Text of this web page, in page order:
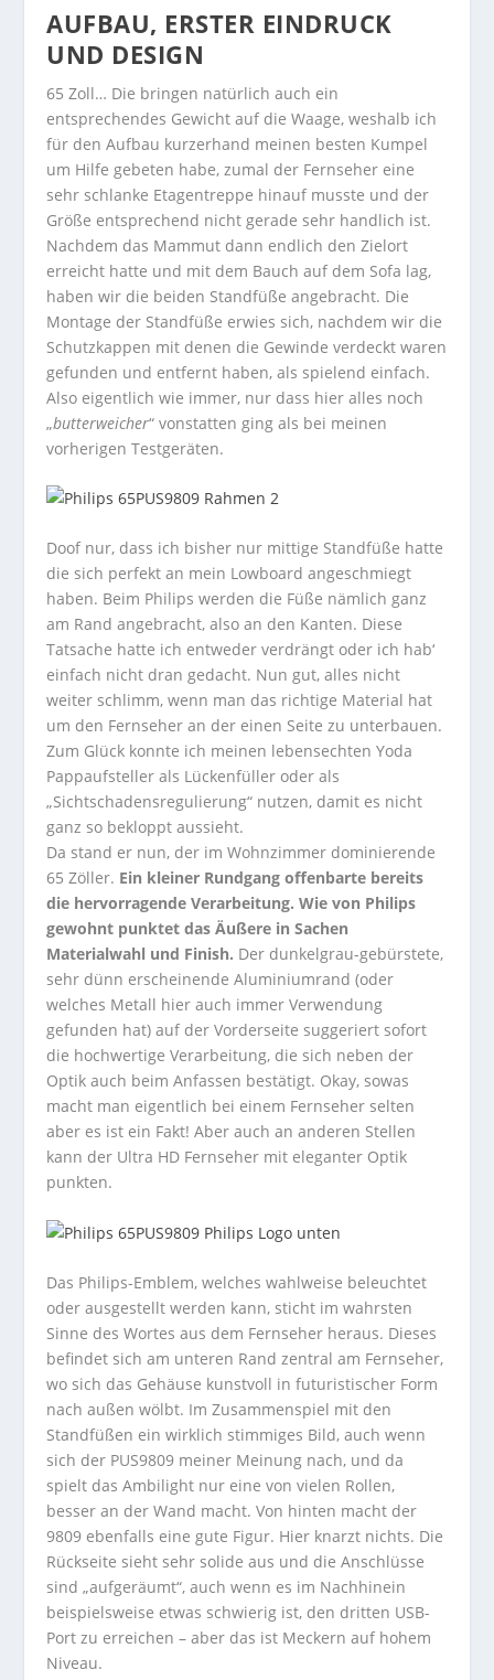
AUFBAU, ERSTER EINDRUCK
UND DESIGN
65 Zoll… Die bringen natürlich auch ein
entsprechendes Gewicht auf die Waage, weshalb ich
für den Aufbau kurzerhand meinen besten Kumpel
um Hilfe gebeten habe, zumal der Fernseher eine
sehr schlanke Etagentreppe hinauf musste und der
Größe entsprechend nicht gerade sehr handlich ist.
Nachdem das Mammut dann endlich den Zielort
erreicht hatte und mit dem Bauch auf dem Sofa lag,
haben wir die beiden Standfüße angebracht. Die
Montage der Standfüße erwies sich, nachdem wir die
Schutzkappen mit denen die Gewinde verdeckt waren
gefunden und entfernt haben, als spielend einfach.
Also eigentlich wie immer, nur dass hier alles noch
„butterweicher“ vonstatten ging als bei meinen
vorherigen Testgeräten.
Doof nur, dass ich bisher nur mittige Standfüße hatte
die sich perfekt an mein Lowboard angeschmiegt
haben. Beim Philips werden die Füße nämlich ganz
am Rand angebracht, also an den Kanten. Diese
Tatsache hatte ich entweder verdrängt oder ich hab‘
einfach nicht dran gedacht. Nun gut, alles nicht
weiter schlimm, wenn man das richtige Material hat
um den Fernseher an der einen Seite zu unterbauen.
Zum Glück konnte ich meinen lebensechten Yoda
Pappaufsteller als Lückenfüller oder als
„Sichtschadensregulierung“ nutzen, damit es nicht
ganz so bekloppt aussieht.
Da stand er nun, der im Wohnzimmer dominierende
65 Zöller. Ein kleiner Rundgang offenbarte bereits
die hervorragende Verarbeitung. Wie von Philips
gewohnt punktet das Äußere in Sachen
Materialwahl und Finish. Der dunkelgrau-gebürstete,
sehr dünn erscheinende Aluminiumrand (oder
welches Metall hier auch immer Verwendung
gefunden hat) auf der Vorderseite suggeriert sofort
die hochwertige Verarbeitung, die sich neben der
Optik auch beim Anfassen bestätigt. Okay, sowas
macht man eigentlich bei einem Fernseher selten
aber es ist ein Fakt! Aber auch an anderen Stellen
kann der Ultra HD Fernseher mit eleganter Optik
punkten.
Das Philips-Emblem, welches wahlweise beleuchtet
oder ausgestellt werden kann, sticht im wahrsten
Sinne des Wortes aus dem Fernseher heraus. Dieses
befindet sich am unteren Rand zentral am Fernseher,
wo sich das Gehäuse kunstvoll in futuristischer Form
nach außen wölbt. Im Zusammenspiel mit den
Standfüßen ein wirklich stimmiges Bild, auch wenn
sich der PUS9809 meiner Meinung nach, und da
spielt das Ambilight nur eine von vielen Rollen,
besser an der Wand macht. Von hinten macht der
9809 ebenfalls eine gute Figur. Hier knarzt nichts. Die
Rückseite sieht sehr solide aus und die Anschlüsse
sind „aufgeräumt“, auch wenn es im Nachhinein
beispielsweise etwas schwierig ist, den dritten USB-
Port zu erreichen – aber das ist Meckern auf hohem
Niveau.